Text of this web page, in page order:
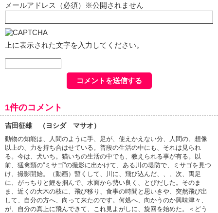
メールアドレス（必須）※公開されません
上に表示された文字を入力してください。
1件のコメント
吉田征雄 （ヨシダ マサオ）
動物の知能は、人間のように手、足が、使えかえない分、人間の、想像
以上の、力を持ち合はせている。普段の生活の中にも、それは見られ
る。今は、犬いち。猫いちの生活の中でも、教えられる事が有る。以
前、猛禽類の“ミサゴ“の撮影に出かけて、ある川の堤防で、ミサゴを見つ
け、撮影開始。（動画）暫くして、川に、飛び込んだ、、、次、両足
に、がっちりと鯉を掴んで、水面から勢い良く、とびだした。そのま
ま、近くの大木の枝に、飛び移り、食事の時間と思いきや、突然飛び出
して、自分の方へ、向って来たのです。何処へ、向かうのか興味津々、
が、自分の真上に飛んできて、これ見よがしに、旋回を始めた。＜どう